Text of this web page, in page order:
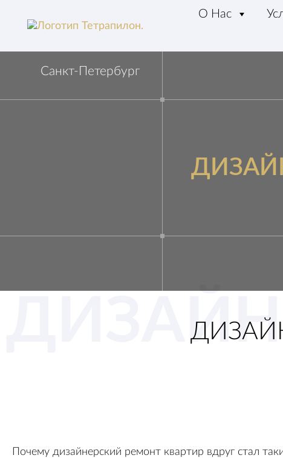
О Нас
Санкт-Петербург
ДИЗАЙН
Почему дизайнерский ремонт квартир вдруг стал